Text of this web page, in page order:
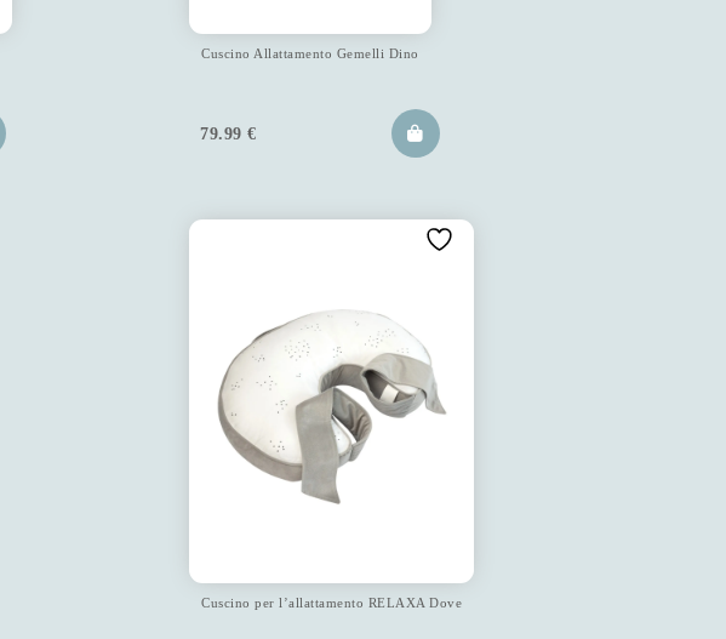
Cuscino Allattamento Gemelli Dino
79.99 €
Cuscino per l’allattamento RELAXA Dove